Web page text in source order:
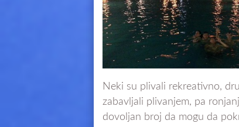
Neki su plivali rekreativno,
zabavljali plivanjem, pa
dovoljan broj da mogu da